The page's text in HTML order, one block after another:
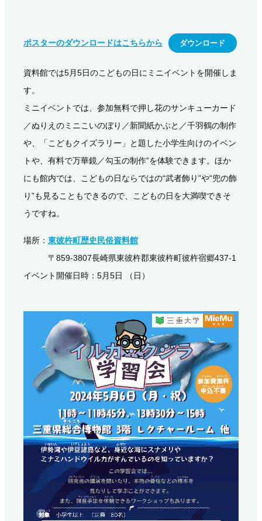
ポスターのダウンロードはこちらから ダウンロード
資料館では5月5日のこどもの日にミニイベントを開催しま
す。
ミニイベントでは、参加無料で押し花のサンキューカード
／ぬりえのミニこいのぼり／新聞紙かぶと／千羽鶴の制作
や、「こどもクイズラリー」と題した小学生向けのイベン
トや、有料で万華鏡／勾玉の制作”を体験できます。ほか
にも館内では、こどもの日ならではの“武者飾り”や“兜の飾
り”も見ることもできるので、こどもの日を大満喫できそ
うですね。
場所： 東彼杵町歴史民俗資料館
〒859-3807長崎県東彼杵郡東彼杵町彼杵宿郷437-1
イベント開催日時：5月5日 （日）